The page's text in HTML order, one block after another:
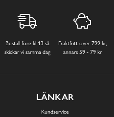
Beställ före kl 13 så
skickar vi samma dag
Fraktfritt över 799 kr,
annars 59 - 79 kr
LÄNKAR
Kundservice